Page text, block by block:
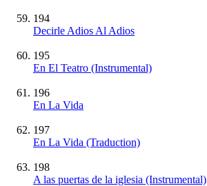
194
Decirle Adios Al Adios
195
En El Teatro (Instrumental)
196
En La Vida
197
En La Vida (Traduction)
198
A las puertas de la iglesia (Instrumental)